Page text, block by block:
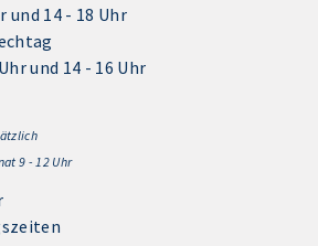
und 14 - 18 Uhr
und 14 - 16 Uhr
9 - 12 Uhr